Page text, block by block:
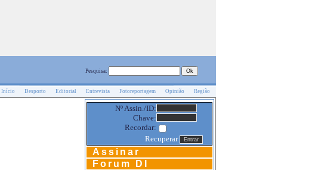
Pesquisa:
Início Desporto Editorial Entrevista Fotoreportagem Opinião Região
Nº Assin./ID:
Chave:
Recordar:
Recuperar
Assinar
Forum DI